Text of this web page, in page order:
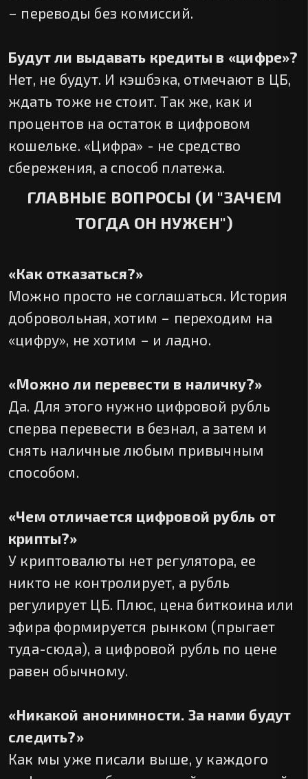
– переводы без комиссий.
Будут ли выдавать кредиты в «цифре»?
Нет, не будут. И кэшбэка, отмечают в ЦБ,
ждать тоже не стоит. Так же, как и
процентов на остаток в цифровом
кошельке. «Цифра» - не средство
сбережения, а способ платежа.
ГЛАВНЫЕ ВОПРОСЫ (И "ЗАЧЕМ
ТОГДА ОН НУЖЕН")
«Как отказаться?»
Можно просто не соглашаться. История
добровольная, хотим – переходим на
«цифру», не хотим – и ладно.
«Можно ли перевести в наличку?»
Да. Для этого нужно цифровой рубль
сперва перевести в безнал, а затем и
снять наличные любым привычным
способом.
«Чем отличается цифровой рубль от
крипты?»
У криптовалюты нет регулятора, ее
никто не контролирует, а рубль
регулирует ЦБ. Плюс, цена биткоина или
эфира формируется рынком (прыгает
туда-сюда), а цифровой рубль по цене
равен обычному.
«Никакой анонимности. За нами будут
следить?»
Как мы уже писали выше, у каждого